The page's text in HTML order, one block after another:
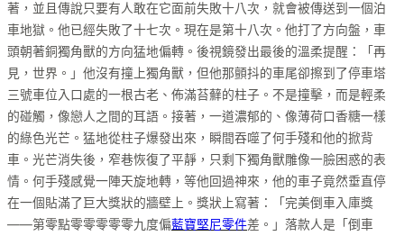
著，並且傳說只要有人敢在它面前失敗十八次，就會被傳送到一個泊
車地獄。他已經失敗了十七次。現在是第十八次。他打了方向盤，車
頭朝著銅獨角獸的方向猛地偏轉。後視鏡發出最後的溫柔提醒：「再
見，世界。」他沒有撞上獨角獸，但他那顫抖的車尾卻擦到了停車塔
三號車位入口處的一根古老、佈滿苔蘚的柱子。不是撞擊，而是輕柔
的碰觸，像戀人之間的耳語。接著，一道濃郁的、像薄荷口香糖一樣
的綠色光芒。猛地從柱子爆發出來，瞬間吞噬了何手殘和他的掀背
車。光芒消失後，窄巷恢復了平靜，只剩下獨角獸雕像一臉困惑的表
情。何手殘感覺一陣天旋地轉，等他回過神來，他的車子竟然垂直停
在一個貼滿了巨大獎狀的牆壁上。獎狀上寫著：「完美倒車入庫獎
——第零點零零零零零九度偏藍寶堅尼零件差。」落款人是「倒車